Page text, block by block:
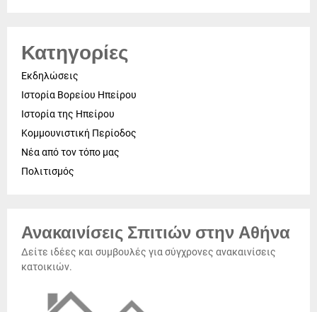
Κατηγορίες
Εκδηλώσεις
Ιστορία Βορείου Ηπείρου
Ιστορία της Ηπείρου
Κομμουνιστική Περίοδος
Νέα από τον τόπο μας
Πολιτισμός
Ανακαινίσεις Σπιτιών στην Αθήνα
Δείτε ιδέες και συμβουλές για σύγχρονες ανακαινίσεις
κατοικιών.